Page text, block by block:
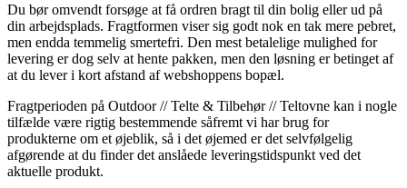
Du bør omvendt forsøge at få ordren bragt til din bolig eller ud på
din arbejdsplads. Fragtformen viser sig godt nok en tak mere pebret,
men endda temmelig smertefri. Den mest betalelige mulighed for
levering er dog selv at hente pakken, men den løsning er betinget af
at du lever i kort afstand af webshoppens bopæl.
Fragtperioden på Outdoor // Telte & Tilbehør // Teltovne kan i nogle
tilfælde være rigtig bestemmende såfremt vi har brug for
produkterne om et øjeblik, så i det øjemed er det selvfølgelig
afgørende at du finder det anslåede leveringstidspunkt ved det
aktuelle produkt.